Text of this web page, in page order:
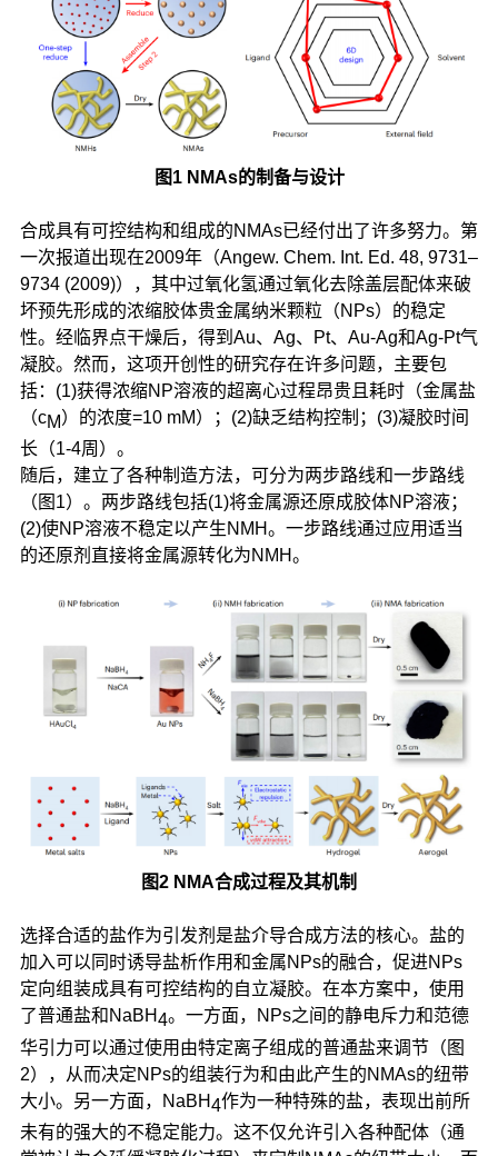
图1 NMAs的制备与设计
合成具有可控结构和组成的NMAs已经付出了许多努力。第
一次报道出现在2009年（Angew. Chem. Int. Ed. 48, 9731–
9734 (2009)），其中过氧化氢通过氧化去除盖层配体来破
坏预先形成的浓缩胶体贵金属纳米颗粒（NPs）的稳定
性。经临界点干燥后，得到Au、Ag、Pt、Au-Ag和Ag-Pt气
凝胶。然而，这项开创性的研究存在许多问题，主要包
括：(1)获得浓缩NP溶液的超离心过程昂贵且耗时（金属盐
（cM）的浓度=10 mM）；(2)缺乏结构控制；(3)凝胶时间
长（1-4周）。
随后，建立了各种制造方法，可分为两步路线和一步路线
（图1）。两步路线包括(1)将金属源还原成胶体NP溶液；
(2)使NP溶液不稳定以产生NMH。一步路线通过应用适当
的还原剂直接将金属源转化为NMH。
图2 NMA合成过程及其机制
选择合适的盐作为引发剂是盐介导合成方法的核心。盐的
加入可以同时诱导盐析作用和金属NPs的融合，促进NPs
定向组装成具有可控结构的自立凝胶。在本方案中，使用
了普通盐和NaBH4。一方面，NPs之间的静电斥力和范德
华引力可以通过使用由特定离子组成的普通盐来调节（图
2），从而决定NPs的组装行为和由此产生的NMAs的纽带
大小。另一方面，NaBH4作为一种特殊的盐，表现出前所
未有的强大的不稳定能力。这不仅允许引入各种配体（通